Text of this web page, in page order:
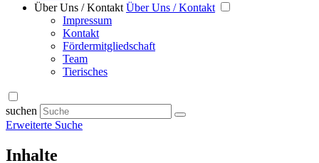
Über Uns / Kontakt Über Uns / Kontakt
Impressum
Kontakt
Fördermitgliedschaft
Team
Tierisches
suchen
Erweiterte Suche
Inhalte